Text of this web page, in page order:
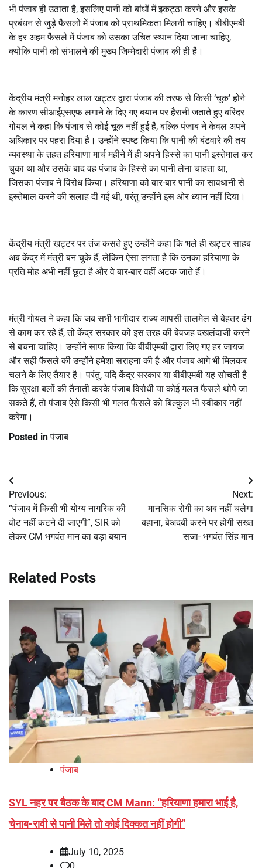
भी पंजाब ही उठाता है, इसलिए पानी को बांधों में इकट्ठा करने और इसके
प्रबंधन से जुड़े फैसलों में पंजाब को प्राथमिकता मिलनी चाहिए। बीबीएमबी
के हर अहम फैसले में पंजाब को उसका उचित स्थान दिया जाना चाहिए,
क्योंकि पानी को संभालने की मुख्य जिम्मेदारी पंजाब की ही है।
केंद्रीय मंत्री मनोहर लाल खट्टर द्वारा पंजाब की तरफ से किसी ‘चूक’ होने
के कारण सीआईएसएफ लगाने के दिए गए बयान पर हैरानी जताते हुए बरिंदर
गोयल ने कहा कि पंजाब से कोई चूक नहीं हुई है, बल्कि पंजाब ने केवल अपने
अधिकार पर पहरा दिया है। उन्होंने स्पष्ट किया कि पानी की बंटवारे की तय
व्यवस्था के तहत हरियाणा मार्च महीने में ही अपने हिस्से का पानी इस्तेमाल कर
चुका था और उसके बाद वह पंजाब के हिस्से का पानी लेना चाहता था,
जिसका पंजाब ने विरोध किया। हरियाणा को बार-बार पानी का सावधानी से
इस्तेमाल करने की सलाह दी गई थी, परंतु उन्होंने इस ओर ध्यान नहीं दिया।
केंद्रीय मंत्री खट्टर पर तंज कसते हुए उन्होंने कहा कि भले ही खट्टर साहब
अब केंद्र में मंत्री बन चुके हैं, लेकिन ऐसा लगता है कि उनका हरियाणा के
प्रति मोह अभी नहीं छूटा है और वे बार-बार वहीं अटक जाते हैं।
मंत्री गोयल ने कहा कि जब सभी भागीदार राज्य आपसी तालमेल से बेहतर ढंग
से काम कर रहे हैं, तो केंद्र सरकार को इस तरह की बेवजह दखलंदाजी करने
से बचना चाहिए। उन्होंने साफ किया कि बीबीएमबी द्वारा लिए गए हर जायज
और सही फैसले की उन्होंने हमेशा सराहना की है और पंजाब आगे भी मिलकर
चलने के लिए तैयार है। परंतु, यदि केंद्र सरकार या बीबीएमबी यह सोचती है
कि सुरक्षा बलों की तैनाती करके पंजाब विरोधी या कोई गलत फैसले थोपे जा
सकते हैं, तो पंजाब ऐसे किसी भी गलत फैसले को बिल्कुल भी स्वीकार नहीं
करेगा।
Posted inपंजाब
Post
navigation
Previous:
“पंजाब में किसी भी योग्य नागरिक की
वोट नहीं कटने दी जाएगी”, SIR को
लेकर CM भगवंत मान का बड़ा बयान
Next:
मानसिक रोगी का अब नहीं चलेगा
बहाना, बेअदबी करने पर होगी सख्त
सजा- भगवंत सिंह मान
Related Posts
पंजाब
SYL नहर पर बैठक के बाद CM Mann: “हरियाणा हमारा भाई है,
चेनाब-रावी से पानी मिले तो कोई दिक्कत नहीं होगी”
July 10, 2025